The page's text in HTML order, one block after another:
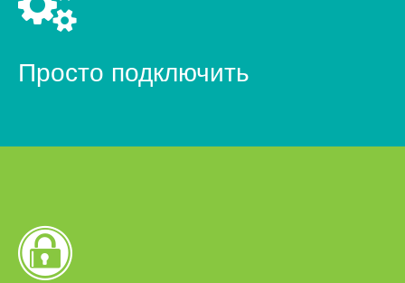
Просто подключить